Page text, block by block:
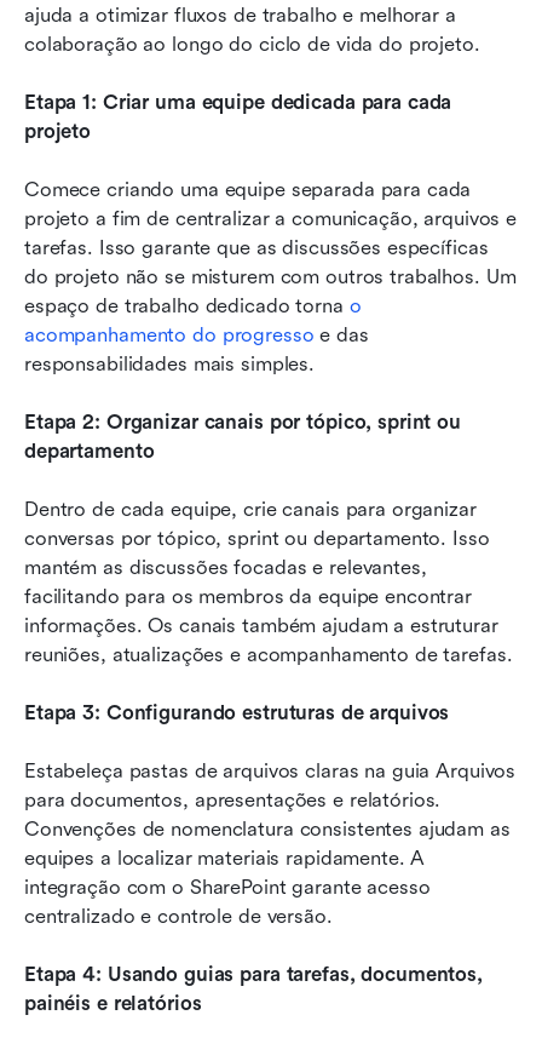
ajuda a otimizar fluxos de trabalho e melhorar a
colaboração ao longo do ciclo de vida do projeto.
Etapa 1: Criar uma equipe dedicada para cada
projeto
Comece criando uma equipe separada para cada
projeto a fim de centralizar a comunicação, arquivos e
tarefas. Isso garante que as discussões específicas
do projeto não se misturem com outros trabalhos. Um
espaço de trabalho dedicado torna o
acompanhamento do progresso e das
responsabilidades mais simples.
Etapa 2: Organizar canais por tópico, sprint ou
departamento
Dentro de cada equipe, crie canais para organizar
conversas por tópico, sprint ou departamento. Isso
mantém as discussões focadas e relevantes,
facilitando para os membros da equipe encontrar
informações. Os canais também ajudam a estruturar
reuniões, atualizações e acompanhamento de tarefas.
Etapa 3: Configurando estruturas de arquivos
Estabeleça pastas de arquivos claras na guia Arquivos
para documentos, apresentações e relatórios.
Convenções de nomenclatura consistentes ajudam as
equipes a localizar materiais rapidamente. A
integração com o SharePoint garante acesso
centralizado e controle de versão.
Etapa 4: Usando guias para tarefas, documentos,
painéis e relatórios